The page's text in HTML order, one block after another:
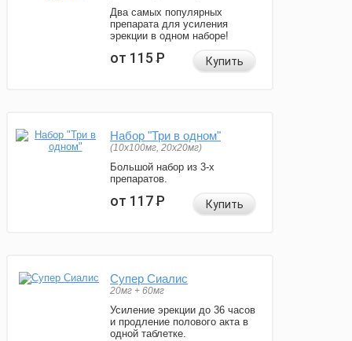
Два самых популярных
препарата для усиления
эрекции в одном наборе!
от 115Р Купить
Набор "Три в одном"
(10x100мг, 20x20мг)
Большой набор из 3-х
препаратов.
от 117Р Купить
Супер Сиалис
20мг + 60мг
Усиление эрекции до 36 часов
и продление полового акта в
одной таблетке.